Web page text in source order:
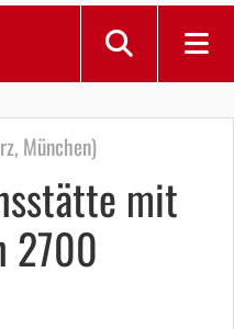
München)
mit
2700